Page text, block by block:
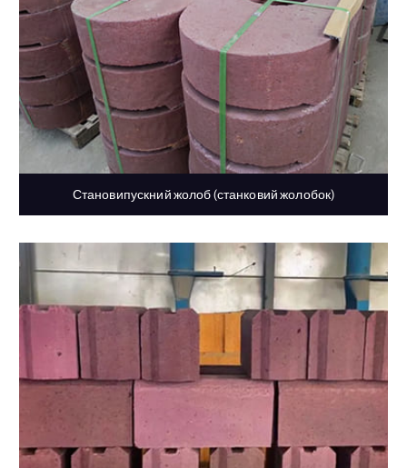
Становипускний жолоб (станковий жолобок)